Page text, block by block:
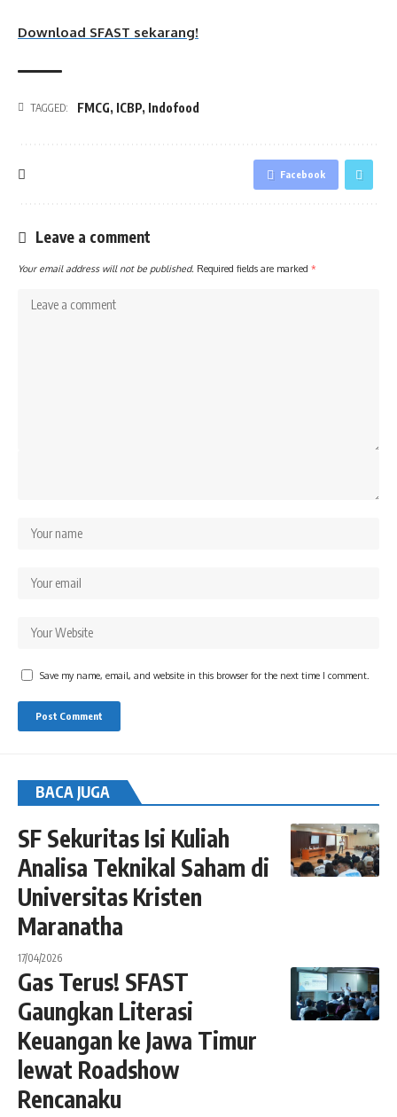
Download SFAST sekarang!
TAGGED: FMCG, ICBP, Indofood
Facebook
Leave a comment
Your email address will not be published. Required fields are marked *
Save my name, email, and website in this browser for the next time I comment.
BACA JUGA
SF Sekuritas Isi Kuliah
Analisa Teknikal Saham di
Universitas Kristen
Maranatha
17/04/2026
Gas Terus! SFAST
Gaungkan Literasi
Keuangan ke Jawa Timur
lewat Roadshow
Rencanaku